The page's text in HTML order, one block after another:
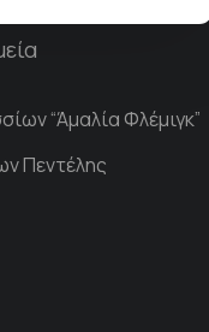
“Άμαλία Φλέμιγκ”
Πεντέλης